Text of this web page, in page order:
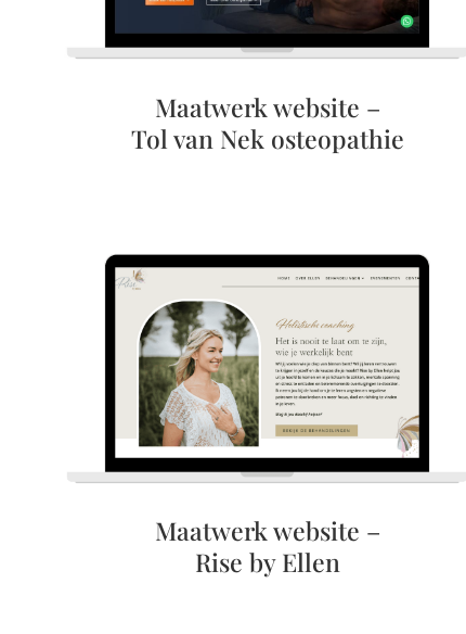
Maatwerk website –
Tol van Nek osteopathie
Maatwerk website –
Rise by Ellen